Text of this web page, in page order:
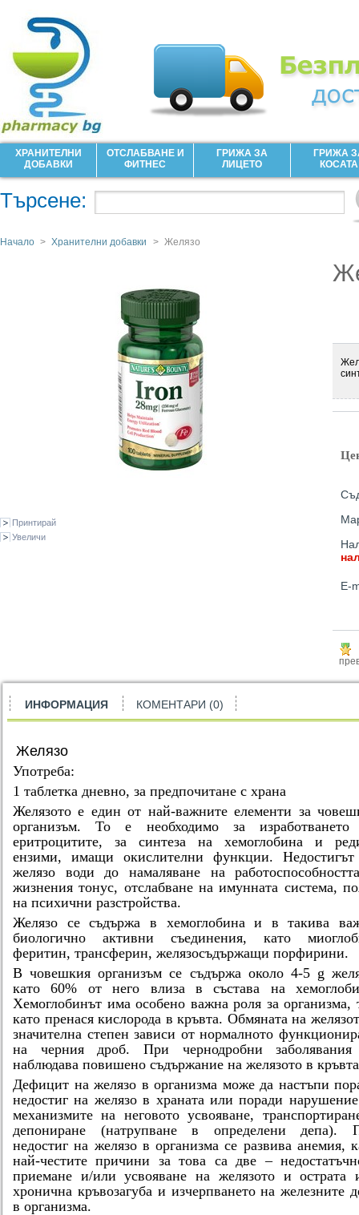
ХРАНИТЕЛНИ
ДОБАВКИ
ОТСЛАБВАНЕ И
ФИТНЕС
ГРИЖА ЗА
ЛИЦЕТО
ГРИЖА
КОСАТА
Търсене:
Начало > Хранителни добавки > Желязо
Принтирай
Увеличи
E-
ИНФОРМАЦИЯ КОМЕНТАРИ (0)
Желязо
Употреба:
1 таблетка дневно, за предпочитане с храна
Желязото е един от най-важнитеелементи за
организъм. То е необходимо за
еритроцитите, за синтеза на хемоглобина и
ензими, имащи окислителни функции.
желязо води до намаляване на
жизнения тонус, отслабване на имунната система,
на психични разстройства.
Желязо се съдържа в хемоглобина и в такива
биологично активни съединения, като
феритин, трансферин, желязосъдържащи порфирини.
В човешкия организъм се съдържа около 4-5 g
като 60% от него влиза в състава на
Хемоглобинът има особено важна роля за организма,
като пренася кислорода в кръвта. Обмяната на
значителна степен зависи от нормалното
на черния дроб. При чернодробни
наблюдава повишено съдържание на желязото в
Дефицит на желязо в организма може да настъпи
недостиг на желязо в храната или поради
механизмите на неговото усвояване,
депониране (натрупване в определени депа).
недостиг на желязо в организма се развива анемия,
най-честите причини за това са две –
приемане и/или усвояване на желязото и острата
хронична кръвозагуба и изчерпването на железните
в организма.